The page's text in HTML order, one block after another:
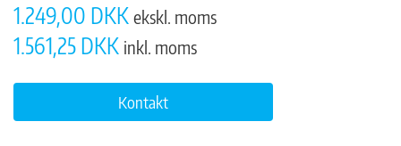
1.249,00 DKK ekskl. moms
1.561,25 DKK inkl. moms
Kontakt